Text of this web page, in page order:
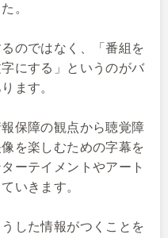
。
のではなく、「番組を
にする」というのがバ
ます。
保障の観点から聴覚障
を楽しむための字幕を
ーテイメントやアート
いきます。
した情報がつくことを